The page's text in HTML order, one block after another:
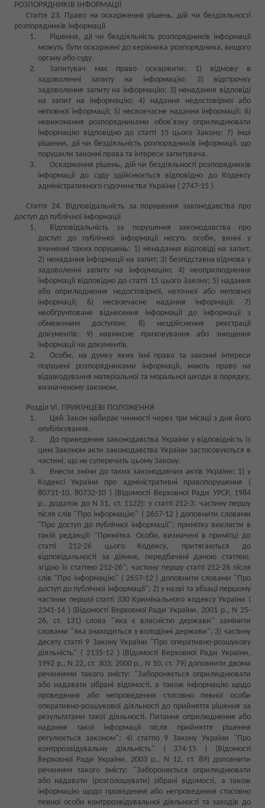
РОЗПОРЯДНИКІВ ІНФОРМАЦІЇ
Стаття 23. Право на оскарження рішень, дій чи бездіяльності
розпорядників інформації
Рішення, дії чи бездіяльність розпорядників інформації
можуть бути оскаржені до керівника розпорядника, вищого
органу або суду.
Запитувач має право оскаржити: 1) відмову в
задоволенні запиту на інформацію; 2) відстрочку
задоволення запиту на інформацію; 3) ненадання відповіді
на запит на інформацію; 4) надання недостовірної або
неповної інформації; 5) несвоєчасне надання інформації; 6)
невиконання розпорядниками обов'язку оприлюднювати
інформацію відповідно до статті 15 цього Закону; 7) інші
рішення, дії чи бездіяльність розпорядників інформації, що
порушили законні права та інтереси запитувача.
Оскарження рішень, дій чи бездіяльності розпорядників
інформації до суду здійснюється відповідно до Кодексу
адміністративного судочинства України ( 2747-15 ).
Стаття 24. Відповідальність за порушення законодавства про
доступ до публічної інформації
Відповідальність за порушення законодавства про
доступ до публічної інформації несуть особи, винні у
вчиненні таких порушень: 1) ненадання відповіді на запит;
2) ненадання інформації на запит; 3) безпідставна відмова у
задоволенні запиту на інформацію; 4) неоприлюднення
інформації відповідно до статті 15 цього Закону; 5) надання
або оприлюднення недостовірної, неточної або неповної
інформації; 6) несвоєчасне надання інформації; 7)
необґрунтоване віднесення інформації до інформації з
обмеженим доступом; 8) нездійснення реєстрації
документів; 9) навмисне приховування або знищення
інформації чи документів.
Особи, на думку яких їхні права та законні інтереси
порушені розпорядниками інформації, мають право на
відшкодування матеріальної та моральної шкоди в порядку,
визначеному законом.
Розділ VI. ПРИКІНЦЕВІ ПОЛОЖЕННЯ
Цей Закон набирає чинності через три місяці з дня його
опублікування.
До приведення законодавства України у відповідність із
цим Законом акти законодавства України застосовуються в
частині, що не суперечить цьому Закону.
Внести зміни до таких законодавчих актів України: 1) у
Кодексі України про адміністративні правопорушення (
80731-10, 80732-10 ) (Відомості Верховної Ради УРСР, 1984
р., додаток до N 51, ст. 1122): у статті 212-3: частину першу
після слів "Про інформацію" ( 2657-12 ) доповнити словами
"Про доступ до публічної інформації"; примітку викласти в
такій редакції: "Примітка. Особи, визначені в примітці до
статті 212-26 цього Кодексу, притягаються до
відповідальності за діяння, передбачені даною статтею,
згідно із статтею 212-26"; частину першу статті 212-26 після
слів "Про інформацію" ( 2657-12 ) доповнити словами "Про
доступ до публічної інформації"; 2) у назві та абзаці першому
частини першої статті 330 Кримінального кодексу України (
2341-14 ) (Відомості Верховної Ради України, 2001 р., N 25-
26, ст. 131) слова "яка є власністю держави" замінити
словами "яка знаходиться у володінні держави"; 3) частину
десяту статті 9 Закону України "Про оперативно-розшукову
діяльність" ( 2135-12 ) (Відомості Верховної Ради України,
1992 р., N 22, ст. 303; 2000 р., N 10, ст. 79) доповнити двома
реченнями такого змісту: "Забороняється оприлюднювати
або надавати зібрані відомості, а також інформацію щодо
проведення або непроведення стосовно певної особи
оперативно-розшукової діяльності до прийняття рішення за
результатами такої діяльності. Питання оприлюднення або
надання такої інформації після прийняття рішення
регулюється законом"; 4) статтю 9 Закону України "Про
контррозвідувальну діяльність" ( 374-15 ) (Відомості
Верховної Ради України, 2003 р., N 12, ст. 89) доповнити
реченням такого змісту: "Забороняється оприлюднювати
або надавати (розголошувати) зібрані відомості, а також
інформацію щодо проведення або непроведення стосовно
певної особи контррозвідувальної діяльності та заходів до